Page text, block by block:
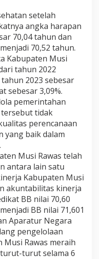
setelah
angka harapan
70,04 tahun dan
70,52 tahun.
Kabupaten Musi
tahun 2022
tahun 2023 sebesar
sebesar 3,09%.
pemerintahan
tidak
perencanaan
yang baik dalam
Musi Rawas telah
antara lain satu
Kabupaten Musi
akuntabilitas kinerja
BB nilai 70,60
BB nilai 71,601
Aparatur Negara
pengelolaan
Rawas meraih
turut selama 6